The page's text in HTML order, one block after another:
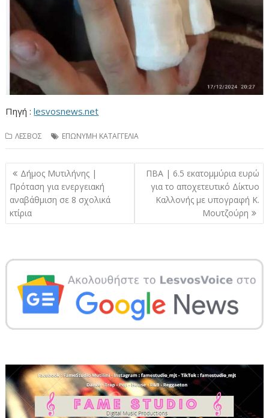
Πηγή :lesvosnews.net
ΛΕΣΒΟΣ ΕΠΩΝΥΜΗ ΚΑΤΑΓΓΕΛΙΑ
Πλοήγηση
άρθρων
Δήμος Μυτιλήνης |
Πρόταση για ενεργειακή
αναβάθμιση σε 8 σχολικά
κτίρια
ΠΒΑ | 6.5 εκατομμύρια ευρώ
για το αποχετευτικό Δίκτυο
Καλλονής με υπογραφή Κ.
Μουτζούρη